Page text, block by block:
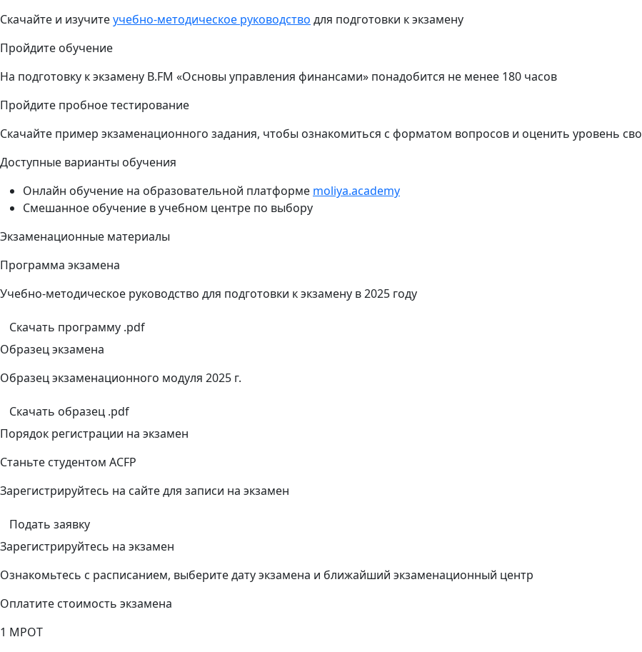
Скачайте и изучитеучебно-методическое руководство для подготовки к экзамену
Пройдите обучение
На подготовку к экзамену B.FM «Основы управления финансами» понадобится не менее 180 часов
Пройдите пробное тестирование
Скачайте пример экзаменационного задания, чтобы ознакомиться с форматом вопросов и оценить уровень
Доступные варианты обучения
Онлайн обучение на образовательной платформе moliya.academy
Смешанное обучение в учебном центре по выбору
Экзаменационные материалы
Программа экзамена
Учебно-методическое руководство для подготовки к экзамену в 2025 году
Скачать программу .pdf
Образец экзамена
Образец экзаменационного модуля 2025 г.
Скачать образец .pdf
Порядок регистрации на экзамен
Станьте студентом ACFP
Зарегистрируйтесь на сайте для записи на экзамен
Подать заявку
Зарегистрируйтесь на экзамен
Ознакомьтесь с расписанием, выберите дату экзамена и ближайший экзаменационный центр
Оплатите стоимость экзамена
1 МРОТ